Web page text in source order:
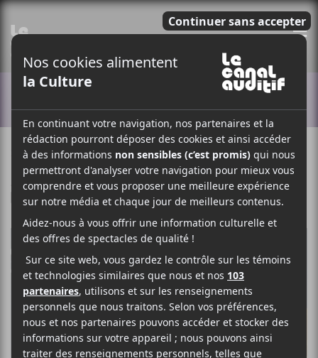
21 JUILLET 2021
PARLOUIS-PHILIPPE LABRÈCHE
/ FESTIVAL
F
A
C
E
O
O
K
T
W
I
T
E
R
P
A
R
T
G
E
R